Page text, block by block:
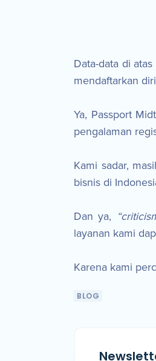
Data-data di
mendaftarkan
Ya, Passport
pengalaman
Kami sadar,
bisnis di
Dan ya,
layanan kami
Karena kami
BLOG